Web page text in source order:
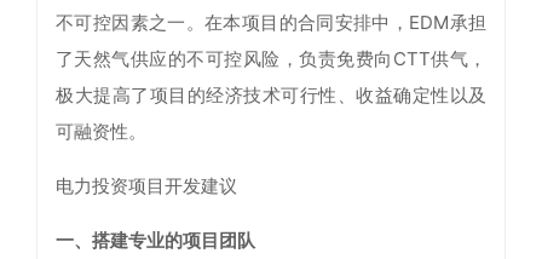
不可控因素之一。在本项目的合同安排中，EDM承担
了天然气供应的不可控风险，负责免费向CTT供气，
极大提高了项目的经济技术可行性、收益确定性以及
可融资性。
电力投资项目开发建议
一、搭建专业的项目团队